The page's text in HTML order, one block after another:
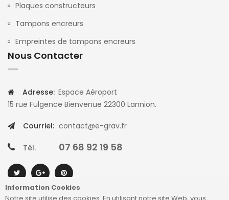
Plaques constructeurs
Tampons encreurs
Empreintes de tampons encreurs
Nous Contacter
Adresse: Espace Aéroport
15 rue Fulgence Bienvenue 22300 Lannion.
Courriel: contact@e-grav.fr
Tél. 07 68 92 19 58
Information Cookies